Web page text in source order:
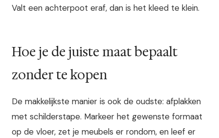
Valt een achterpoot eraf, dan is het kleed te klein.
Hoe je de juiste maat bepaalt
zonder te kopen
De makkelijkste manier is ook de oudste: afplakken
met schilderstape. Markeer het gewenste formaat
op de vloer, zet je meubels er rondom, en leef er